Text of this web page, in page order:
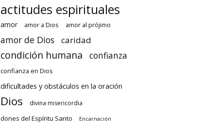
actitudes espirituales
amor amor a Dios amor al prójimo
amor de Dios caridad
condición humana confianza
confianza en Dios
dificultades y obstáculos en la oración
Dios divina misericordia
dones del Espíritu Santo Encarnación